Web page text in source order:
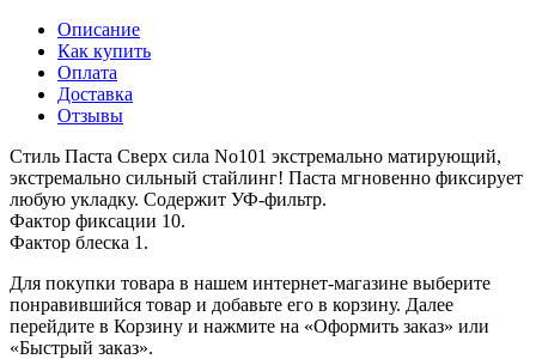
Описание
Как купить
Оплата
Доставка
Отзывы
Стиль Паста Сверх сила No101 экстремально матирующий,
экстремально сильный стайлинг! Паста мгновенно фиксирует
любую укладку. Содержит УФ-фильтр.
Фактор фиксации 10.
Фактор блеска 1.
Для покупки товара в нашем интернет-магазине выберите
понравившийся товар и добавьте его в корзину. Далее
перейдите в Корзину и нажмите на «Оформить заказ» или
«Быстрый заказ».